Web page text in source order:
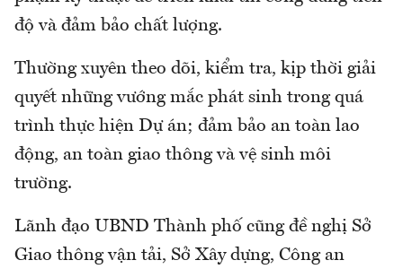
độ và đảm bảo chất lượng.
Thường xuyên theo dõi, kiểm tra, kịp thời giải
quyết những vướng mắc phát sinh trong quá
trình thực hiện Dự án; đảm bảo an toàn lao
động, an toàn giao thông và vệ sinh môi
trường.
Lãnh đạo UBND Thành phố cũng đề nghị Sở
Giao thông vận tải, Sở Xây dựng, Công an